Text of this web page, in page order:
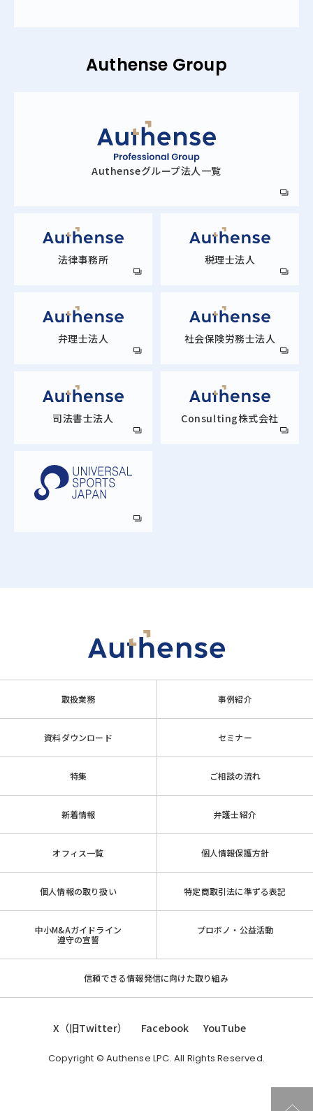
Authense Group
Authenseグループ法人一覧
法律事務所 税理士法人
弁理士法人 社会保険労務士法人
司法書士法人 Consulting株式会社
取扱業務 事例紹介
資料ダウンロード セミナー
特集 ご相談の流れ
新着情報 弁護士紹介
オフィス一覧 個人情報保護方針
個人情報の取り扱い 特定商取引法に準ずる表記
中小M&Aガイドライン
遵守の宣誓
プロボノ・公益活動
信頼できる情報発信に向けた取り組み
X（旧Twitter） Facebook YouTube
Copyright © Authense LPC. All Rights Reserved.